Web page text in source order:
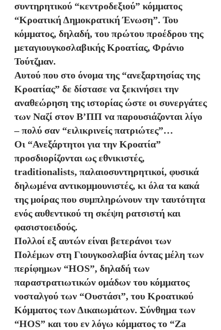
συντηρητικού “κεντροδεξιού” κόμματος
“Κροατική Δημοκρατική Ένωση”. Του
κόμματος, δηλαδή, του πρώτου προέδρου της
μεταγιουγκοσλαβικής Κροατίας, Φράνιο
Τούτζμαν.
Αυτού που στο όνομα της “ανεξαρτησίας της
Κροατίας” δε δίστασε να ξεκινήσει την
αναθεώρηση της ιστορίας ώστε οι συνεργάτες
των Ναζί στον Β’ΠΠ να παρουσιάζονται λίγο
– πολύ σαν “ειλικρινείς πατριώτες”…
Οι “Ανεξάρτητοι για την Κροατία”
προσδιορίζονται ως εθνικιστές,
traditionalists, παλαιοσυντηρητικοί, φυσικά
δηλωμένα αντικομμουνιστές, κι όλα τα κακά
της μοίρας που συμπληρώνουν την ταυτότητα
ενός αυθεντικού τη σκέψη ρατσιστή και
φασιστοειδούς.
Πολλοί εξ αυτών είναι βετεράνοι των
Πολέμων στη Γιουγκοσλαβία όντας μέλη των
περίφημων “HOS”, δηλαδή των
παραστρατιωτικών ομάδων του κόμματος
νοσταλγού των “Ουστάσι”, του Κροατικού
Κόμματος των Δικαιωμάτων. Σύνθημα των
“HOS” και του εν λόγω κόμματος το “Za